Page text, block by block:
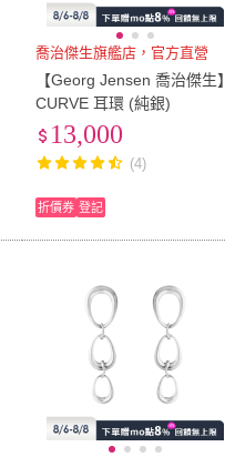
喬治傑生旗艦店，官方直營
【Georg Jensen 喬治傑生】
CURVE 耳環 (純銀)
13,000
(4)
折價券 登記